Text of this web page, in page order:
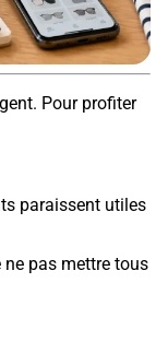
Pour profiter
paraissent utiles
ne pas mettre tous